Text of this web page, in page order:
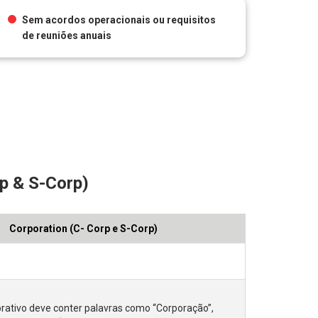
Sem acordos operacionais ou requisitos
de reuniões anuais
& S-Corp)
Corporation (C- Corp e S-Corp)
deve conter palavras como “Corporação”,